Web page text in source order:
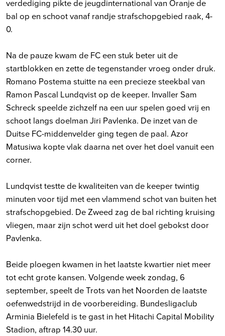
verdediging pikte de jeugdinternational van Oranje de
bal op en schoot vanaf randje strafschopgebied raak, 4-
0.
Na de pauze kwam de FC een stuk beter uit de
startblokken en zette de tegenstander vroeg onder druk.
Romano Postema stuitte na een precieze steekbal van
Ramon Pascal Lundqvist op de keeper. Invaller Sam
Schreck speelde zichzelf na een uur spelen goed vrij en
schoot langs doelman Jiri Pavlenka. De inzet van de
Duitse FC-middenvelder ging tegen de paal. Azor
Matusiwa kopte vlak daarna net over het doel vanuit een
corner.
Lundqvist testte de kwaliteiten van de keeper twintig
minuten voor tijd met een vlammend schot van buiten het
strafschopgebied. De Zweed zag de bal richting kruising
vliegen, maar zijn schot werd uit het doel gebokst door
Pavlenka.
Beide ploegen kwamen in het laatste kwartier niet meer
tot echt grote kansen. Volgende week zondag, 6
september, speelt de Trots van het Noorden de laatste
oefenwedstrijd in de voorbereiding. Bundesligaclub
Arminia Bielefeld is te gast in het Hitachi Capital Mobility
Stadion, aftrap 14.30 uur.